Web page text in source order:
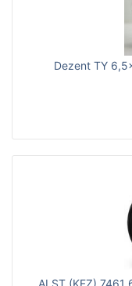
Dezent TY
ALST (KFZ)